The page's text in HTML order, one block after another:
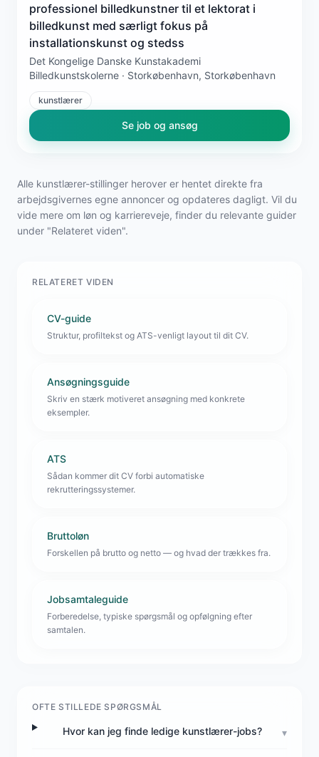
professionel billedkunstner til et lektorat i
billedkunst med særligt fokus på
installationskunst og stedss
Det Kongelige Danske Kunstakademi
Billedkunstskolerne · Storkøbenhavn, Storkøbenhavn
kunstlærer
Se job og ansøg
Alle kunstlærer-stillinger herover er hentet direkte fra
arbejdsgivernes egne annoncer og opdateres dagligt. Vil du
vide mere om løn og karriereveje, finder du relevante guider
under "Relateret viden".
RELATERET VIDEN
CV-guide
Struktur, profiltekst og ATS-venligt layout til dit CV.
Ansøgningsguide
Skriv en stærk motiveret ansøgning med konkrete
eksempler.
ATS
Sådan kommer dit CV forbi automatiske
rekrutteringssystemer.
Bruttoløn
Forskellen på brutto og netto — og hvad der trækkes fra.
Jobsamtaleguide
Forberedelse, typiske spørgsmål og opfølgning efter
samtalen.
OFTE STILLEDE SPØRGSMÅL
Hvor kan jeg finde ledige kunstlærer-jobs? ▾